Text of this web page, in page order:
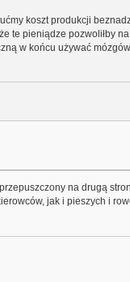
koszt produkcji
te pieniądze pozwoliłby
w końcu używać
na drugą
jak i pieszych i